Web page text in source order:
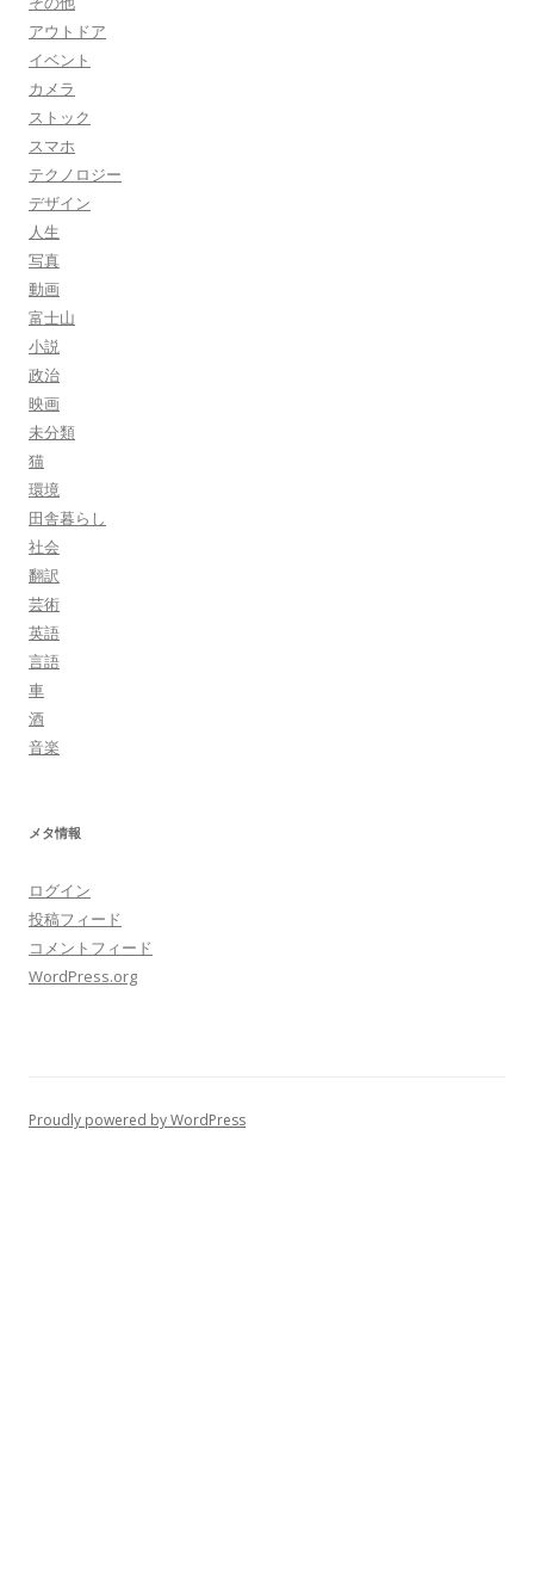
アウトドア
イベント
カメラ
ストック
スマホ
テクノロジー
デザイン
人生
写真
動画
富士山
小説
政治
映画
未分類
猫
環境
田舎暮らし
社会
翻訳
芸術
英語
言語
車
酒
音楽
メタ情報
ログイン
投稿フィード
コメントフィード
WordPress.org
Proudly powered by WordPress